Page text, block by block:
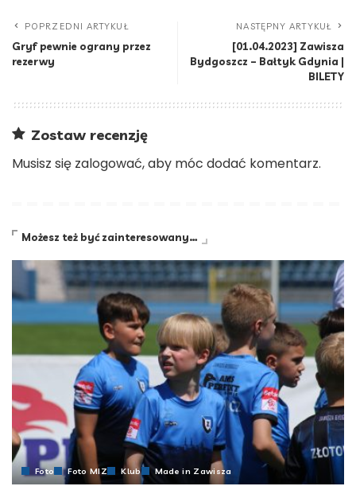
POPRZEDNI ARTYKUŁ
Gryf pewnie ograny przez
rezerwy
NASTĘPNY ARTYKUŁ
[01.04.2023] Zawisza
Bydgoszcz – Bałtyk Gdynia |
BILETY
Zostaw recenzję
Musisz się zalogować, aby móc dodać komentarz.
Możesz też być zainteresowany…
Foto Foto MIZ Klub Made in Zawisza